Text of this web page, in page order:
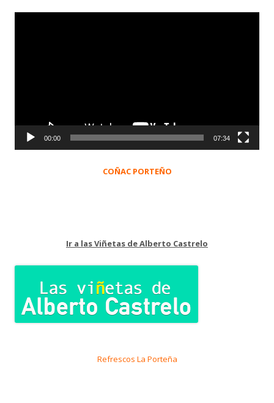
00:00 07:34
COÑAC PORTEÑO
Ir a las Viñetas de Alberto Castrelo
Refrescos La Porteña